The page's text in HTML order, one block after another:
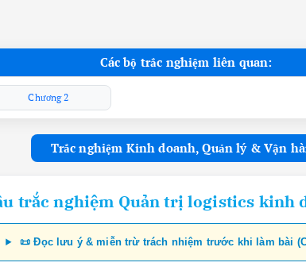
Các bộ trắc nghiệm liên quan:
Chương 2
Trắc nghiệm Kinh doanh, Quản lý & Vận
trắc nghiệm Quản trị logistics kinh
📜 Đọc lưu ý & miễn trừ trách nhiệm trước khi làm bài